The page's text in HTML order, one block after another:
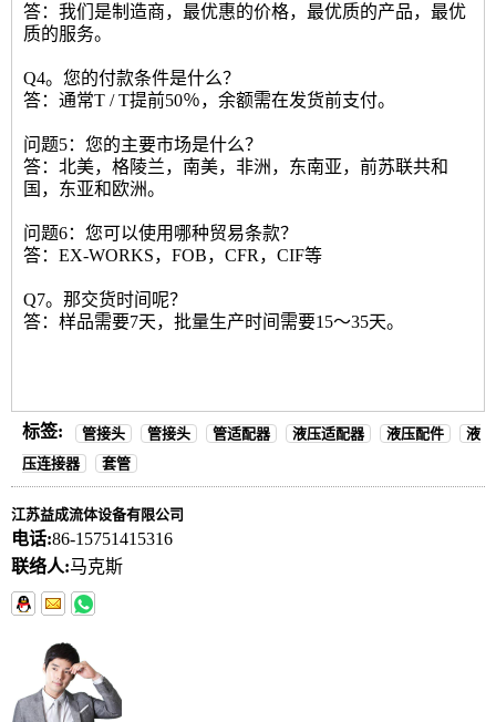
答：我们是制造商，最优惠的价格，最优质的产品，最优
质的服务。
Q4。您的付款条件是什么？
答：通常T / T提前50％，余额需在发货前支付。
问题5：您的主要市场是什么？
答：北美，格陵兰，南美，非洲，东南亚，前苏联共和
国，东亚和欧洲。
问题6：您可以使用哪种贸易条款？
答：EX-WORKS，FOB，CFR，CIF等
Q7。那交货时间呢？
答：样品需要7天，批量生产时间需要15〜35天。
标签: 管接头 管接头 管适配器 液压适配器 液压配件
液
压连接器
套管
江苏益成流体设备有限公司
电话:86-15751415316
联络人:马克斯